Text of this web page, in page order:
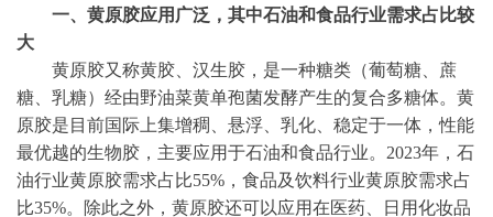
一、黄原胶应用广泛，其中石油和食品行业需求占比较
大
黄原胶又称黄胶、汉生胶，是一种糖类（葡萄糖、蔗
糖、乳糖）经由野油菜黄单孢菌发酵产生的复合多糖体。黄
原胶是目前国际上集增稠、悬浮、乳化、稳定于一体，性能
最优越的生物胶，主要应用于石油和食品行业。 2023年，石
油行业黄原胶需求占比55%，食品及饮料行业黄原胶需求占
比35%。除此之外，黄原胶还可以应用在医药、日用化妆品